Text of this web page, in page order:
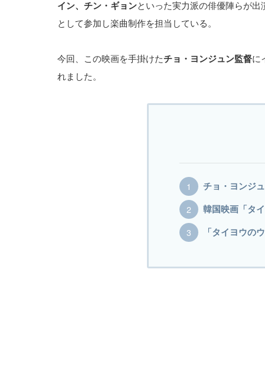
イン、チン・ギョンといった実力派の俳優陣らが
として参加し楽曲制作を担当している。
今回、この映画を手掛けたチョ・ヨンジュン監督に
れました。
チョ・ヨンジ
韓国映画「タ
「タイヨウの